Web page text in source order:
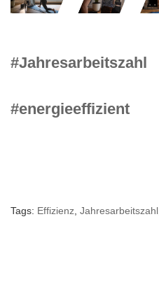
#Jahresarbeitszahl
#energieeffizient
Tags: Effizienz Jahresarbeitszahl